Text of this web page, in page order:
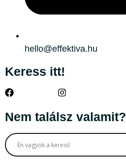
hello@effektiva.hu
Keress itt!
Nem találsz valamit?